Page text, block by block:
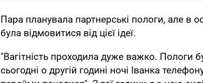
Пара планувала партнерські пологи, але в
була відмовитися від цієї ідеї.
"Вагітність проходила дуже важко. Пологи
сьогодні о другій годині ночі Іванка